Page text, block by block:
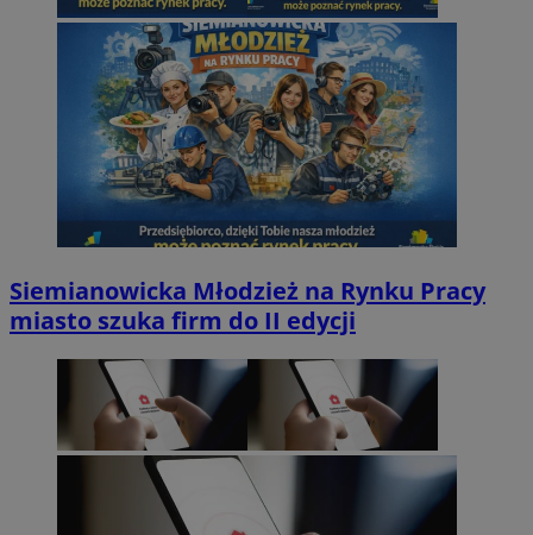
Siemianowicka Młodzież na Rynku Pracy
miasto szuka firm do II edycji